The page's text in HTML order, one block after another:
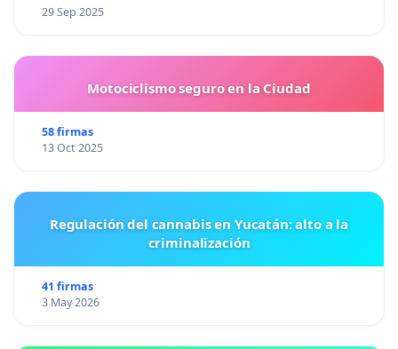
29 Sep 2025
Motociclismo seguro en la Ciudad
58 firmas
13 Oct 2025
Regulación del cannabis en Yucatán: alto a la
criminalización
41 firmas
3 May 2026